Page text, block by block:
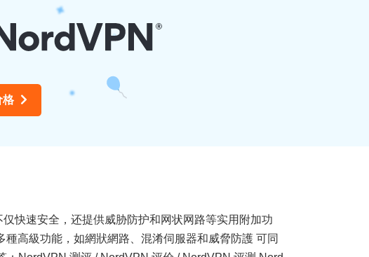
格
快速安全，还提供威胁防护和网状网路等实用附加功
高級功能，如網狀網路、混淆伺服器和威脅防護 可同